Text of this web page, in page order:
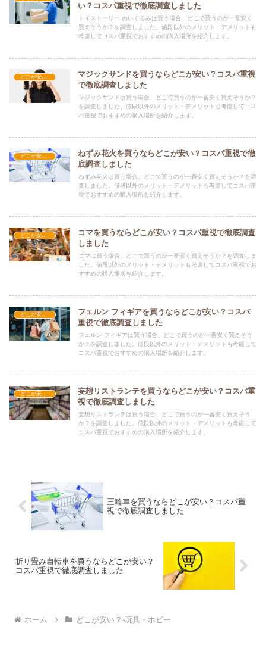
い？コスパ重視で徹底調査しました
トイストーリー ぬいぐるみは買う場合、どこで買うのが一番安く
買えそうか？を調査しました。値段以外のメリット・デメリットも
考慮してコスパ重視でおすすめの購入場所を紹介します。
どこが安い？-玩具・ホビー
マジックサンドを買うならどこが安い？コスパ重視
で徹底調査しました
マジックサンドは買う場合、どこで買うのが一番安く買えそうか？
を調査しました。値段以外のメリット・デメリットも考慮してコス
パ重視でおすすめの購入場所を紹介します。
どこが安い？-玩具・ホビー
ねずみ花火を買うならどこが安い？コスパ重視で徹
底調査しました
ねずみ花火は買う場合、どこで買うのが一番安く買えそうか？を調
査しました。値段以外のメリット・デメリットも考慮してコスパ重
視でおすすめの購入場所を紹介します。
どこが安い？-玩具・ホビー
コマを買うならどこが安い？コスパ重視で徹底調査
しました
コマは買う場合、どこで買うのが一番安く買えそうか？を調査しま
した。値段以外のメリット・デメリットも考慮してコスパ重視でお
すすめの購入場所を紹介します。
どこが安い？-玩具・ホビー
フェルン フィギアを買うならどこが安い？コスパ
重視で徹底調査しました
フェルン フィギアは買う場合、どこで買うのが一番安く買えそう
か？を調査しました。値段以外のメリット・デメリットも考慮して
コスパ重視でおすすめの購入場所を紹介します。
どこが安い？-玩具・ホビー
妄想リストランテを買うならどこが安い？コスパ重
視で徹底調査しました
妄想リストランテは買う場合、どこで買うのが一番安く買えそう
か？を調査しました。値段以外のメリット・デメリットも考慮して
コスパ重視でおすすめの購入場所を紹介します。
三輪車を買うならどこが安い？コスパ重
視で徹底調査しました
折り畳み自転車を買うならどこが安い？
コスパ重視で徹底調査しました
ホーム どこが安い？-玩具・ホビー